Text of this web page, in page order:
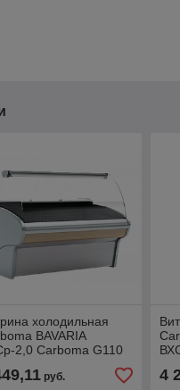
холодильная
BAVARIA
2,0 Carboma G110
(G110 VV 2,0-
руб. 4